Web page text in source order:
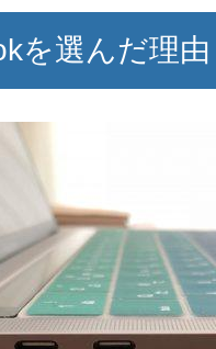
を選んだ理由